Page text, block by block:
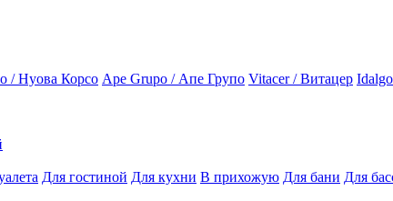
/ Нуова Корсо Ape Grupo / Апе Групо Vitacer / Витацер
Для гостиной Для кухни В прихожую Для бани Для